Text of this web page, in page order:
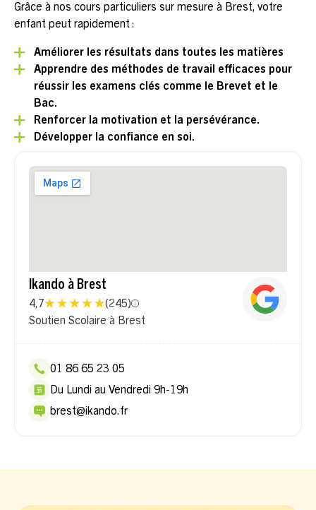
Grâce à nos cours particuliers sur mesure à Brest, votre
enfant peut rapidement :
Améliorer les résultats dans toutes les matières
Apprendre des méthodes de travail efficaces pour
réussir les examens clés comme le Brevet et le
Bac.
Renforcer la motivation et la persévérance.
Développer la confiance en soi.
Ikando à Brest
4,7 (245)
Soutien Scolaire à Brest
01 86 65 23 05
Du Lundi au Vendredi 9h-19h
brest@ikando.fr